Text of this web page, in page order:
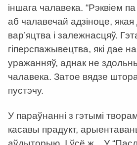
іншага чалавека. “Рэквіем
аб чалавечай адзіноце, якая
вар’яцтва і залежнасцяў.
гіперспажывецтва, які дае
уражанняў, аднак не
чалавека. Затое вядзе
пустэчу.
У параўнанні з гэтымі
касавы прадукт,